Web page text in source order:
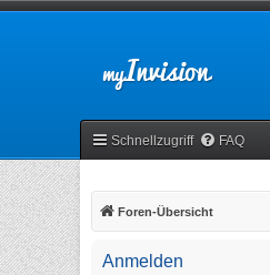
Schnellzugriff FAQ
Foren-Übersicht
Anmelden